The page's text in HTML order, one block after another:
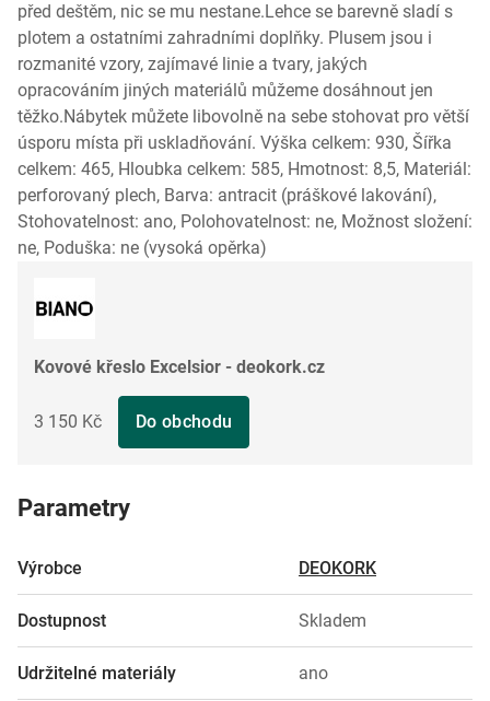
před deštěm, nic se mu nestane.Lehce se barevně sladí s
plotem a ostatními zahradními doplňky. Plusem jsou i
rozmanité vzory, zajímavé linie a tvary, jakých
opracováním jiných materiálů můžeme dosáhnout jen
těžko.Nábytek můžete libovolně na sebe stohovat pro větší
úsporu místa při uskladňování. Výška celkem: 930, Šířka
celkem: 465, Hloubka celkem: 585, Hmotnost: 8,5, Materiál:
perforovaný plech, Barva: antracit (práškové lakování),
Stohovatelnost: ano, Polohovatelnost: ne, Možnost složení:
ne, Poduška: ne (vysoká opěrka)
Kovové křeslo Excelsior - deokork.cz
3 150 Kč Do obchodu
Parametry
Výrobce DEOKORK
Dostupnost Skladem
Udržitelné materiály ano